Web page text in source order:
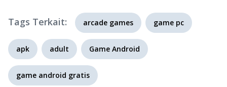
Tags Terkait: arcade games game pc
apk adult Game Android
game android gratis